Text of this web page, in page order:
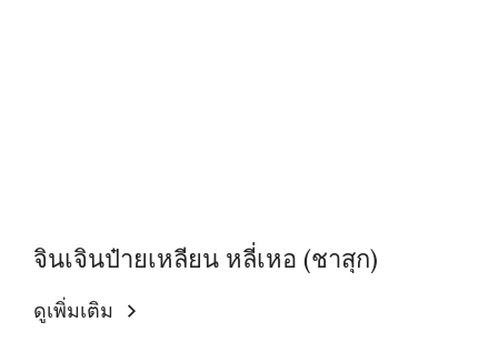
จินเจินป๋ายเหลียน หลี่เหอ (ชาสุก)
ดูเพิ่มเติม